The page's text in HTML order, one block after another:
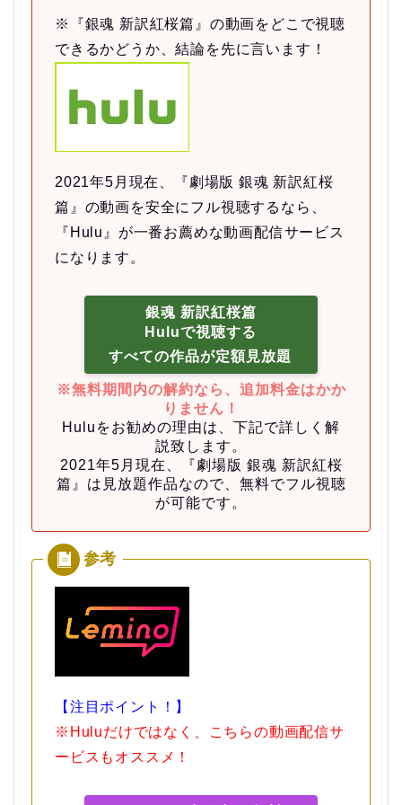
※『銀魂 新訳紅桜篇』の動画をどこで視聴
できるかどうか、結論を先に言います！
2021年5月現在、『劇場版 銀魂 新訳紅桜
篇』の動画を安全にフル視聴するなら、
『Hulu』が一番お薦めな動画配信サービス
になります。
銀魂 新訳紅桜篇
Huluで視聴する
すべての作品が定額見放題
※無料期間内の解約なら、追加料金はかか
りません！
Huluをお勧めの理由は、下記で詳しく解
説致します。
2021年5月現在、『劇場版 銀魂 新訳紅桜
篇』は見放題作品なので、無料でフル視聴
が可能です。
【注目ポイント！】
※Huluだけではなく、こちらの動画配信サ
ービスもオススメ！